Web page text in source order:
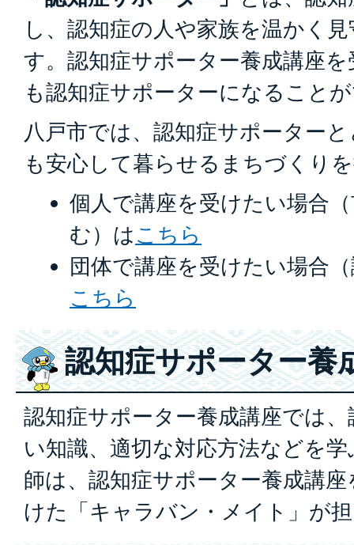
し、認知症の人や家族を温かく
す。認知症サポーター養成講座
も認知症サポーターになること
八戸市では、認知症サポーター
も安心して暮らせるまちづくり
個人で講座を受けたい場合
む）はこちら
団体で講座を受けたい場合
こちら
認知症サポーター養
認知症サポーター養成講座では
い知識、適切な対応方法などを
師は、認知症サポーター養成講
けた「キャラバン・メイト」が